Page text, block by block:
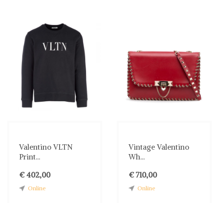
Valentino VLTN
Print...
€ 402,00
Online
Vintage Valentino
Wh...
€ 710,00
Online